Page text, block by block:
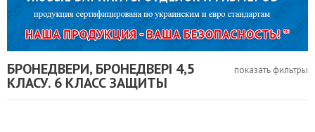
БРОНЕДВЕРИ, БРОНЕДВЕРІ 4,5
КЛАСУ. 6 КЛАСС ЗАЩИТЫ
показать фильтры